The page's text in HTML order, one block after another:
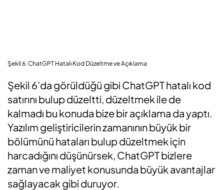
Şekil 6. ChatGPT Hatalı Kod Düzeltme ve Açıklama
Şekil 6’da görüldüğü gibi ChatGPT hatalı kod
satırını bulup düzeltti, düzeltmek ile de
kalmadı bu konuda bize bir açıklama da yaptı.
Yazılım geliştiricilerin zamanının büyük bir
bölümünü hataları bulup düzeltmek için
harcadığını düşünürsek, ChatGPT bizlere
zaman ve maliyet konusunda büyük avantajlar
sağlayacak gibi duruyor.